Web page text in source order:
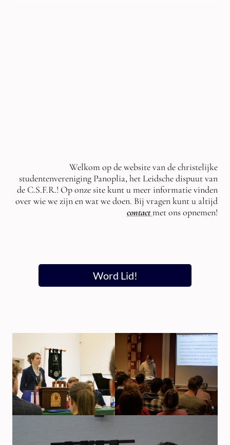
Welkom op de website van de christelijke
studentenvereniging Panoplia, het Leidsche dispuut van
de C.S.F.R.! Op onze site kunt u meer informatie vinden
over wie we zijn en wat we doen. Bij vragen kunt u altijd
contactmet ons opnemen!
Word Lid!